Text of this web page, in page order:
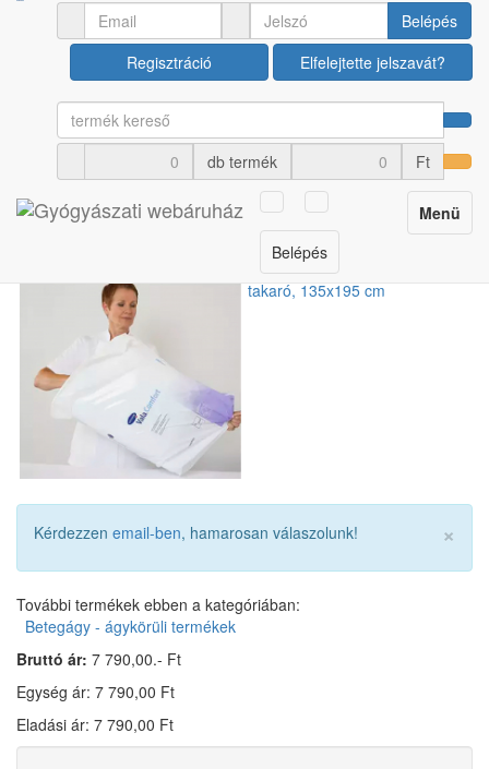
Belépés
Regisztráció
Elfelejtette jelszavát?
db termék Ft
Toggle
navigation
Menü
Belépés
Ápolási termékek Betegágy - ágykörüli termékek
Hartmann ValaComfort
takaró, 135x195 cm
Cikkszám: U00033150
×
Kérdezzen email-ben, hamarosan válaszolunk!
További termékek ebben a kategóriában:
Betegágy - ágykörüli termékek
Bruttó ár: 7 790,00.- Ft
Egység ár: 7 790,00 Ft
Eladási ár: 7 790,00 Ft